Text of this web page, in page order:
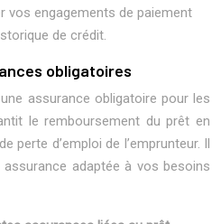
vos engagements de paiement
de crédit.
obligatoires
assurance obligatoire pour les
le remboursement du prêt en
perte d’emploi de l’emprunteur. Il
adaptée à vos besoins